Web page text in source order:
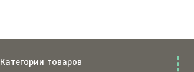
Категории товаров